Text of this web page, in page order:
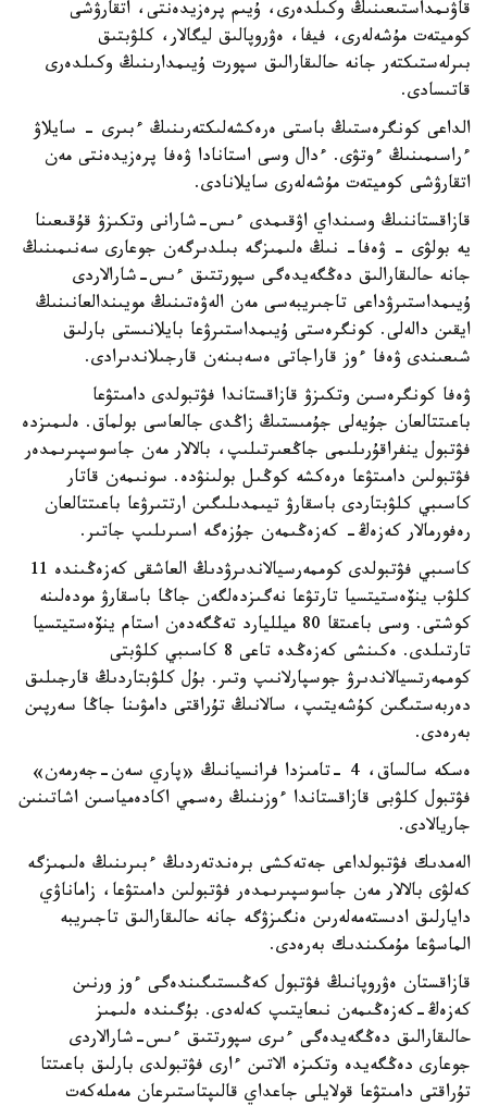
قاۋىمداستىعىنىڭ وكىلدەرى، ۇيىم پرەزيدەنتى، اتقارۋشى
كوميتەت مۇشەلەرى، فيفا، ەۋروپالىق ليگالار، كلۋبتىق
بىرلەستىكتەر جانە حالىقارالىق سپورت ۇيىمدارىنىڭ وكىلدەرى
قاتىسادى.
الداعى كونگرەستىڭ باستى ەرەكشەلىكتەرىنىڭ ءبىرى - سايلاۋ
ءراسىمىنىڭ ءوتۋى. ءدال وسى استانادا ۋەفا پرەزيدەنتى مەن
اتقارۋشى كوميتەت مۇشەلەرى سايلانادى.
قازاقستاننىڭ وسىنداي اۋقىمدى ءىس-شارانى وتكىزۋ قۇقىعىنا
يە بولۋى - ۋەفا- نىڭ ەلىمىزگە بىلدىرگەن جوعارى سەنىمىنىڭ
جانە حالىقارالىق دەڭگەيدەگى سپورتتىق ءىس-شارالاردى
ۇيىمداستىرۋداعى تاجىريبەسى مەن الەۋەتىنىڭ مويىندالعانىنىڭ
ايقىن دالەلى. كونگرەستى ۇيىمداستىرۋعا بايلانىستى بارلىق
شىعىندى ۋەفا ءوز قاراجاتى ەسەبىنەن قارجىلاندىرادى.
ۋەفا كونگرەسىن وتكىزۋ قازاقستاندا فۋتبولدى دامىتۋعا
باعىتتالعان جۇيەلى جۇمىستىڭ زاڭدى جالعاسى بولماق. ەلىمىزدە
فۋتبول ينفراقۇرىلىمى جاڭعىرتىلىپ، بالالار مەن جاسوسپىرىمدەر
فۋتبولىن دامىتۋعا ەرەكشە كوڭىل بولىنۋدە. سونىمەن قاتار
كاسىبي كلۋبتاردى باسقارۋ تيىمدىلىگىن ارتتىرۋعا باعىتتالعان
رەفورمالار كەزەڭ- كەزەڭىمەن جۇزەگە اسىرىلىپ جاتىر.
كاسىبي فۋتبولدى كوممەرسيالاندىرۋدىڭ العاشقى كەزەڭىندە 11
كلۋب ينۆەستيتسيا تارتۋعا نەگىزدەلگەن جاڭا باسقارۋ مودەلىنە
كوشتى. وسى باعىتقا 80 ميلليارد تەڭگەدەن استام ينۆەستيتسيا
تارتىلدى. ەكىنشى كەزەڭدە تاعى 8 كاسىبي كلۋبتى
كوممەرتسيالاندىرۋ جوسپارلانىپ وتىر. بۇل كلۋبتاردىڭ قارجىلىق
دەربەستىگىن كۇشەيتىپ، سالانىڭ تۇراقتى دامۋىنا جاڭا سەرپىن
بەرەدى.
ەسكە سالساق، 4 -تامىزدا فرانسيانىڭ «پاري سەن-جەرمەن»
فۋتبول كلۋبى قازاقستاندا ءوزىنىڭ رەسمي اكادەمياسىن اشاتىنىن
جاريالادى.
الەمدىك فۋتبولداعى جەتەكشى برەندتەردىڭ ءبىرىنىڭ ەلىمىزگە
كەلۋى بالالار مەن جاسوسپىرىمدەر فۋتبولىن دامىتۋعا، زاماناۋي
دايارلىق ادىستەمەلەرىن ەنگىزۋگە جانە حالىقارالىق تاجىريبە
الماسۋعا مۇمكىندىك بەرەدى.
قازاقستان ەۋروپانىڭ فۋتبول كەڭىستىگىندەگى ءوز ورنىن
كەزەڭ-كەزەڭىمەن نىعايتىپ كەلەدى. بۇگىندە ەلىمىز
حالىقارالىق دەڭگەيدەگى ءىرى سپورتتىق ءىس-شارالاردى
جوعارى دەڭگەيدە وتكىزە الاتىن ءارى فۋتبولدى بارلىق باعىتتا
تۇراقتى دامىتۋعا قولايلى جاعداي قالىپتاستىرعان مەملەكەت